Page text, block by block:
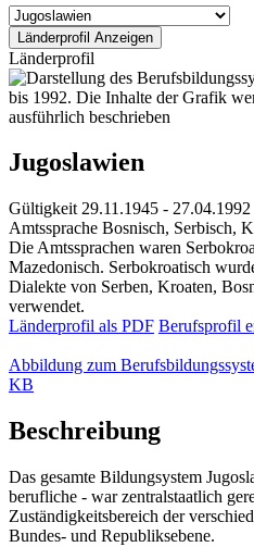
Länderprofil
Jugoslawien
Gültigkeit 29.11.1945 - 27.04.1992
Amtssprache Bosnisch, Serbisch,
Die Amtssprachen waren
Mazedonisch. Serbokroatisch
Dialekte von Serben, Kroaten,
verwendet.
Länderprofil als PDF Berufsprofil
Abbildung zum
KB
Beschreibung
Das gesamte Bildungsystem
berufliche - war zentralstaatlich
Zuständigkeitsbereich der
Bundes- und Republiksebene.